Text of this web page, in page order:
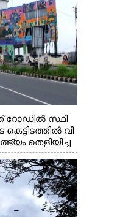
റോഡിൽ സ്ഥി
വി
തെളിയിച്ച